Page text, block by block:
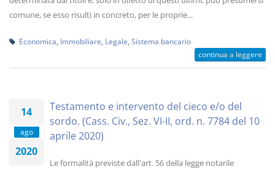
comune, se esso risulti in concreto, per le proprie...
Economica Immobiliare Legale Sistema bancario
continua a leggere
14
ago
2020
Testamento e intervento del cieco e/o del
sordo. (Cass. Civ., Sez. VI-II, ord. n. 7784 del 10
aprile 2020)
Le formalità previste dall'art. 56 della legge notarile